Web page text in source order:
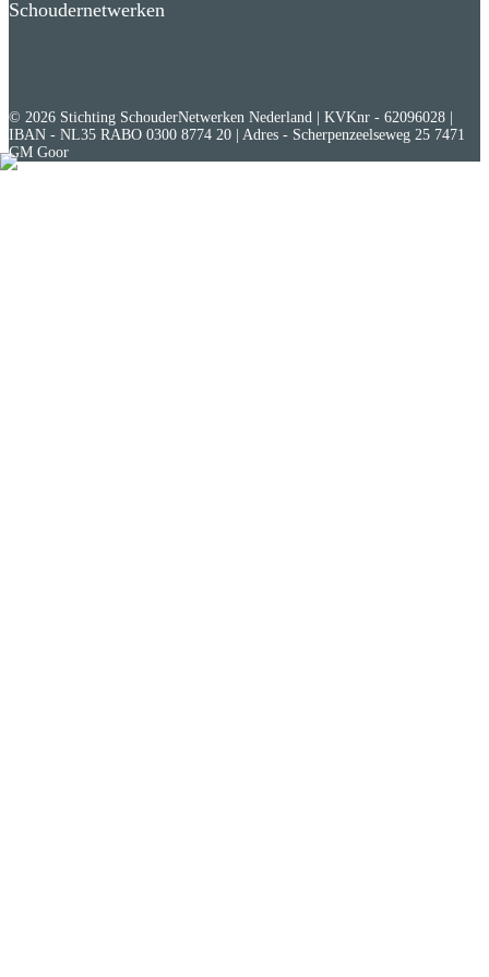
Schoudernetwerken
© 2026 Stichting SchouderNetwerken Nederland | KVKnr - 62096028 |
IBAN - NL35 RABO 0300 8774 20 | Adres - Scherpenzeelseweg 25 7471
GM Goor